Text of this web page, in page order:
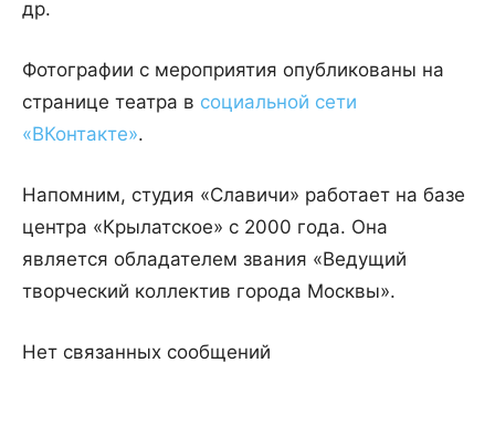
др.
Фотографии с мероприятия опубликованы на
странице театра в социальной сети
«ВКонтакте».
Напомним, студия «Славичи» работает на базе
центра «Крылатское» с 2000 года. Она
является обладателем звания «Ведущий
творческий коллектив города Москвы».
Нет связанных сообщений